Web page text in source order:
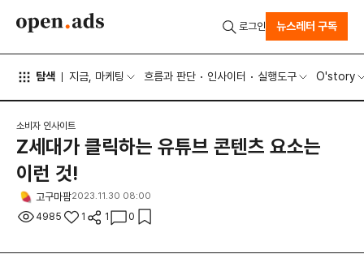
탐색 지금, 마케팅 흐름과 판단 인사이터 실행도구 O'story
로그인 뉴스레터 구독
소비자 인사이트
Z세대가 클릭하는 유튜브 콘텐츠 요소는
이런 것!
고구마팜2023.11.30 08:00
4985 1 1 0